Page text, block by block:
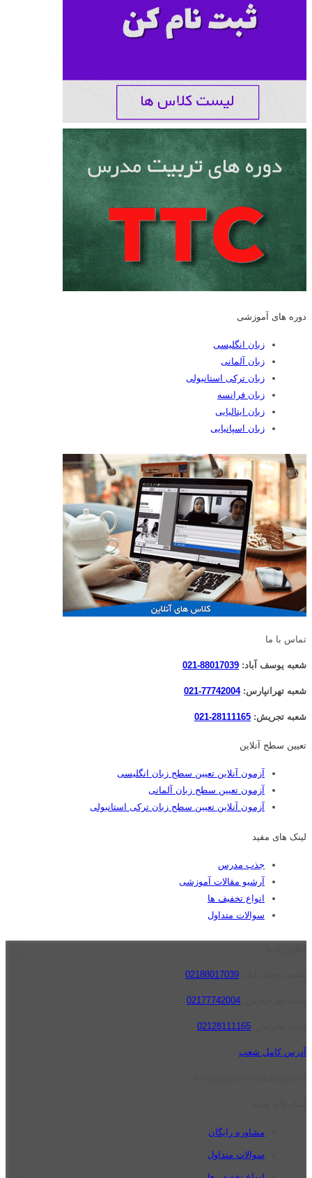
دوره های آموزشی
زبان انگلیسی
زبان آلمانی
زبان ترکی استانبولی
زبان فرانسه
زبان ایتالیایی
زبان اسپانیایی
تماس با ما
شعبه یوسف آباد: 88017039-021
شعبه تهرانپارس:77742004-021
شعبه تجریش: 28111165-021
تعیین سطح آنلاین
آزمون آنلاین تعیین سطح زبان انگلیسی
آزمون تعیین سطح زبان آلمانی
آزمون آنلاین تعیین سطح زبان ترکی استانبولی
لینک های مفید
جذب مدرس
آرشیو مقالات آموزشی
انواع تخفیف ها
سوالات متداول
02188017039
02177742004
02128111165
آدرس کامل شعب
مشاوره رایگان
سوالات متداول